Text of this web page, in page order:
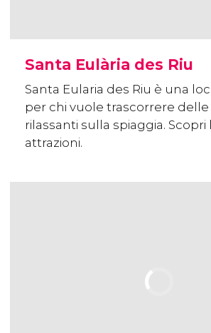
Santa Eulària des Riu
Santa Eularia des Riu è una
per chi vuole trascorrere delle
rilassanti sulla spiaggia. Scopri
attrazioni.